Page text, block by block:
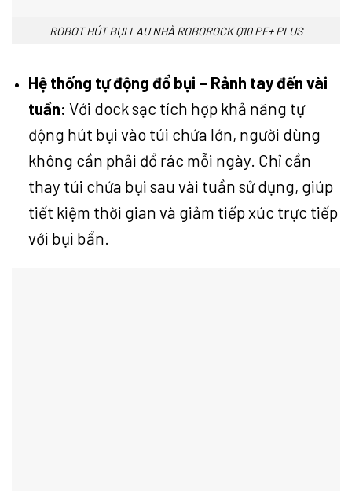
ROBOT HÚT BỤI LAU NHÀ ROBOROCK Q10 PF+ PLUS
Hệ thống tự động đổ bụi – Rảnh tay đến vài
tuần: Với dock sạc tích hợp khả năng tự
động hút bụi vào túi chứa lớn, người dùng
không cần phải đổ rác mỗi ngày. Chỉ cần
thay túi chứa bụi sau vài tuần sử dụng, giúp
tiết kiệm thời gian và giảm tiếp xúc trực tiếp
với bụi bẩn.